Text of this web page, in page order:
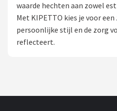
KIMU
Kingseven
waarde hechten aan zowel
Met KIPETTO kies je voor
persoonlijke stijl en de zorg
reflecteert.